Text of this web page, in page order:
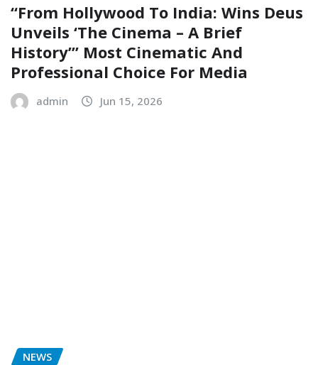
“From Hollywood To India: Wins Deus
Unveils ‘The Cinema – A Brief
History’” Most Cinematic And
Professional Choice For Media
admin Jun 15, 2026
NEWS